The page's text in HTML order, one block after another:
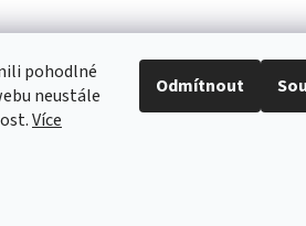
pohodlné
neustále
Více
Odmítnout